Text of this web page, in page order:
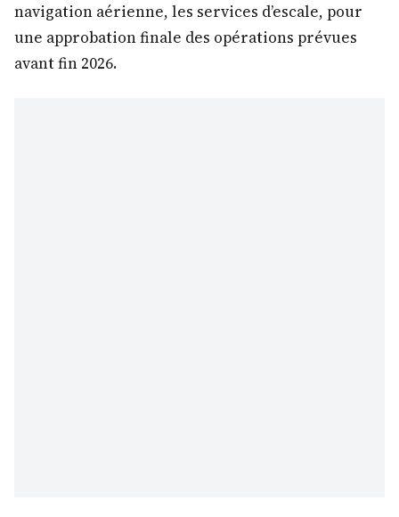
navigation aérienne, les services d’escale, pour
une approbation finale des opérations prévues
avant fin 2026.